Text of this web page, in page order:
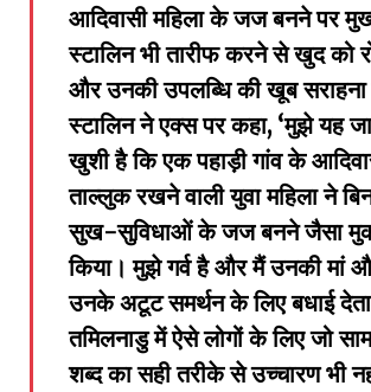
आदिवासी महिला के जज बनने पर
स्टालिन भी तारीफ करने से खुद को
और उनकी उपलब्धि की खूब
स्टालिन ने एक्स पर कहा, ‘मुझे यह
खुशी है कि एक पहाड़ी गांव के
ताल्लुक रखने वाली युवा महिला ने
सुख-सुविधाओं के जज बनने जैसा
किया। मुझे गर्व है और मैं उनकी मां
उनके अटूट समर्थन के लिए बधाई
तमिलनाडु में ऐसे लोगों के लिए जो
शब्द का सही तरीके से उच्चारण भी